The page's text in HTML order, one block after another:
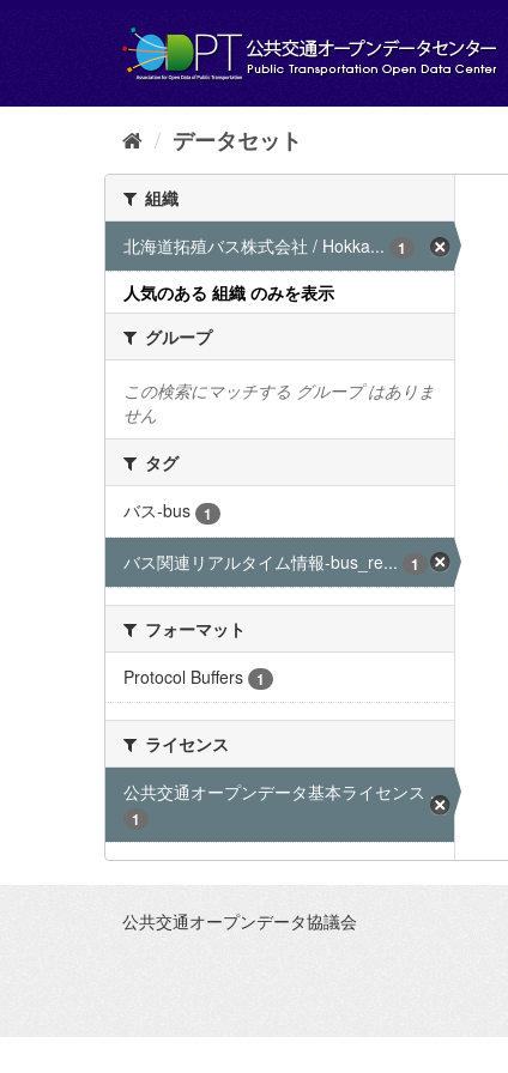
し
データセット
組織
北海道拓殖バス株式会社 / Hokka...
1
人気のある 組織 のみを表示
グループ
この検索にマッチする グループ はありま
せん
タグ
バス-bus
1
バス関連リアルタイム情報-bus_re... 1
フォーマット
Protocol Buffers
1
ライセンス
公共交通オープンデータ基本ライセンス ...
1
公共交通オープンデータ協議会